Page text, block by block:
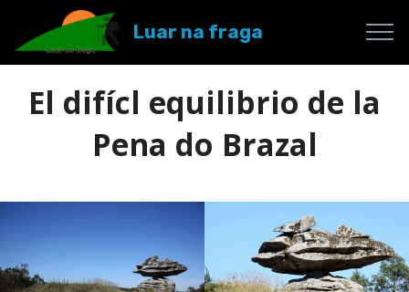
Luar na fraga
El difícl equilibrio de la
Pena do Brazal